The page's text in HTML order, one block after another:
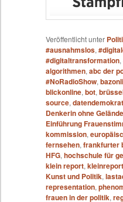
Veröffentlicht unter
#ausnahmslos,
#digitaltransformation,
algorithmen, abc der
#NoRadioShow,
blickonline, bot,
source,
Denkerin ohne
Einführung
kommission,
fernsehen, frankfurter
HFG, hochschule für
klein report, kleinreport
Kunst und Politik,
representation,
frauen in der politik,